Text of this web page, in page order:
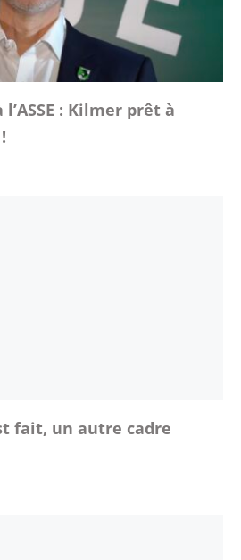
: Kilmer prêt à
fait, un autre cadre